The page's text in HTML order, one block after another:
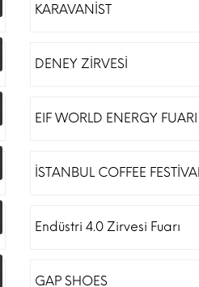
KARAVANİST
DENEY ZİRVESİ
EIF WORLD ENERGY FUARI
İSTANBUL COFFEE
Endüstri 4.0 Zirvesi Fuarı
GAP SHOES